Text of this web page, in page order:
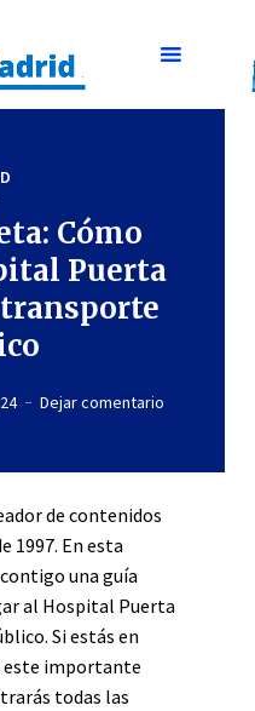
Cómo
Puerta
Dejar comentario
de contenidos
1997. En esta
una guía
al Hospital Puerta
Si estás en
este importante
todas las